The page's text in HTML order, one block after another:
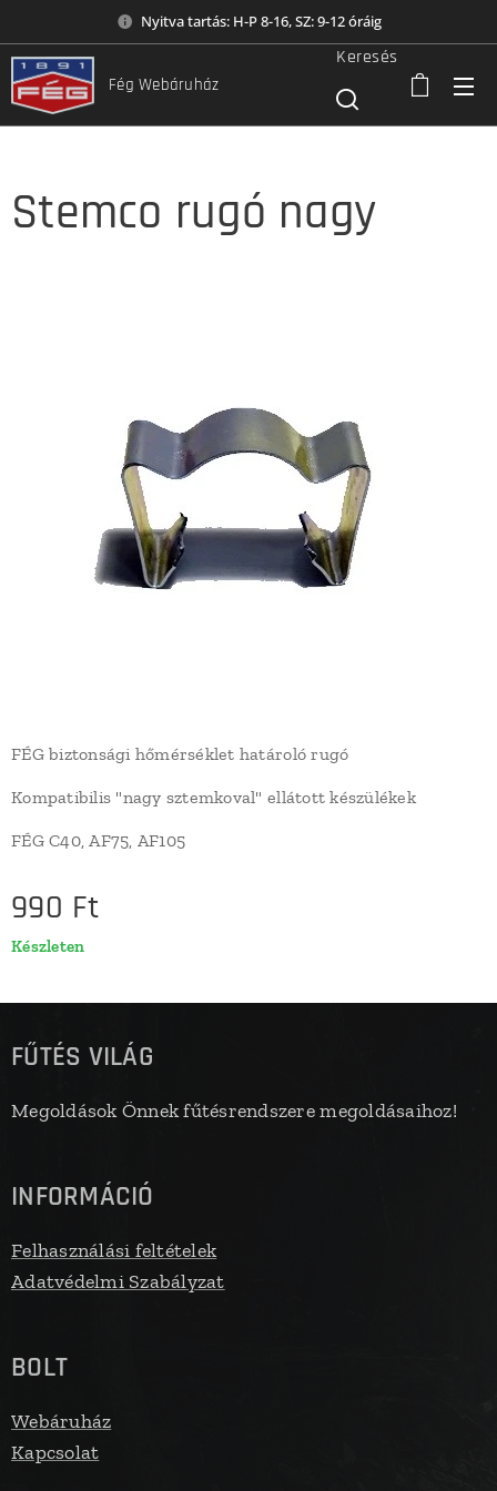
Nyitva tartás: H-P 8-16, SZ: 9-12 óráig
Fég Webáruház
Keresés
Stemco rugó nagy
FÉG biztonsági hőmérséklet határoló rugó
Kompatibilis "nagy sztemkoval" ellátott készülékek
FÉG C40, AF75, AF105
990 Ft
Készleten
FŰTÉS VILÁG
Megoldások Önnek fűtésrendszere megoldásaihoz!
INFORMÁCIÓ
Felhasználási feltételek
Adatvédelmi Szabályzat
BOLT
Webáruház
Kapcsolat